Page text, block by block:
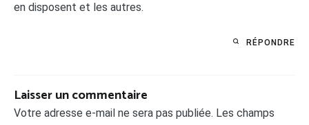
en disposent et les autres.
RÉPONDRE
Laisser un commentaire
Votre adresse e-mail ne sera pas publiée. Les champs